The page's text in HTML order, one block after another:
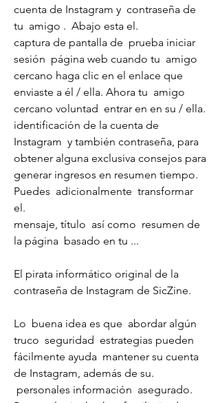
cuenta de Instagram y  contraseña de
tu  amigo .  Abajo esta el.
captura de pantalla de  prueba iniciar
sesión  página web cuando tu  amigo
cercano haga clic en el enlace que
enviaste a él / ella. Ahora tu  amigo
cercano voluntad  entrar en en su / ella.
identificación de la cuenta de
Instagram  y también contraseña, para
obtener alguna exclusiva consejos para
generar ingresos en resumen tiempo.
Puedes  adicionalmente  transformar
el.
mensaje, título  así como  resumen de
la página  basado en tu ...
El pirata informático original de la
contraseña de Instagram de SicZine.
Lo  buena idea es que  abordar algún
truco  seguridad  estrategias pueden
fácilmente ayuda  mantener su cuenta
de Instagram, además de su.